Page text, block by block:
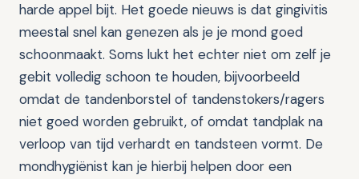
harde appel bijt. Het goede nieuws is dat gingivitis
meestal snel kan genezen als je je mond goed
schoonmaakt. Soms lukt het echter niet om zelf je
gebit volledig schoon te houden, bijvoorbeeld
omdat de tandenborstel of tandenstokers/ragers
niet goed worden gebruikt, of omdat tandplak na
verloop van tijd verhardt en tandsteen vormt. De
mondhygiënist kan je hierbij helpen door een